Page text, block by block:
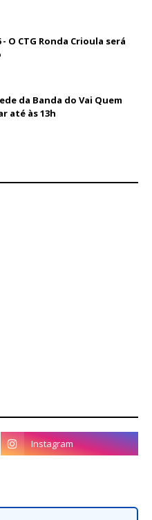
- O CTG Ronda Crioula será
da Banda do Vai Quem
até às 13h